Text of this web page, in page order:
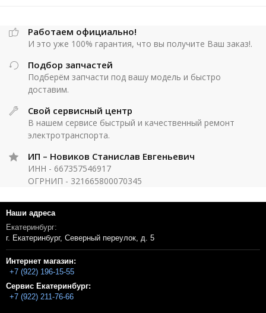
Работаем официально!
И это уже 100% гарантия, что вы получите Ваш заказ!.
Подбор запчастей
Подберём запчасти под вашу модель и быстро
доставим.
Свой сервисный центр
В нашем сервисе быстрый и качественный ремонт
электротранспорта.
ИП – Новиков Станислав Евгеньевич
ИНН - 667357546917
ОГРНИП - 321665800070345
Наши адреса
Екатеринбург:
г. Екатеринбург, Северный переулок, д. 5
Интернет магазин:
+7 (922) 196-15-55
Сервис Екатеринбург:
+7 (922) 211-76-66